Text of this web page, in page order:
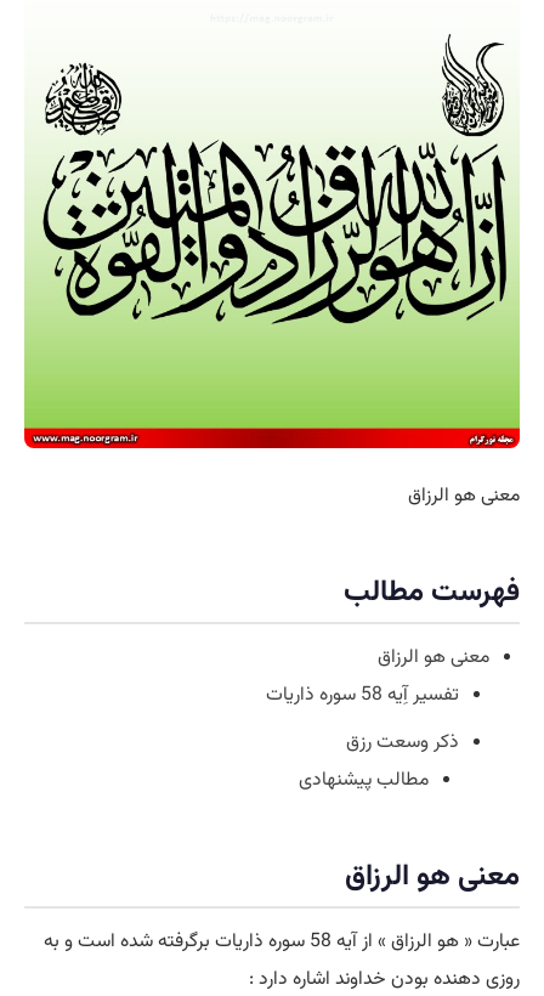
معنی هو الرزاق
فهرست مطالب
معنی هو الرزاق
تفسیر آِیه 58 سوره ذاریات
ذکر وسعت رزق
مطالب پیشنهادی
معنی هو الرزاق
عبارت « هو الرزاق » از آیه 58 سوره ذاریات برگرفته شده است و به
روزی دهنده بودن خداوند اشاره دارد :